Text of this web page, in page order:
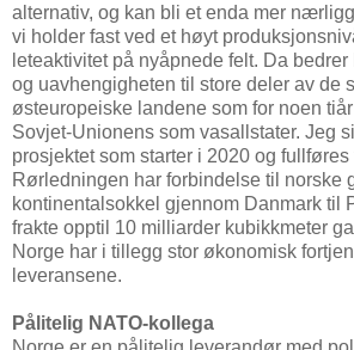
alternativ, og kan bli et enda mer
vi holder fast ved et høyt
leteaktivitet på nyåpnede felt. Da
og uavhengigheten til store deler av de
østeuropeiske landene som for noen
Sovjet-Unionens som vasallstater. Jeg
prosjektet som starter i 2020 og fullføres
Rørledningen har forbindelse til norske
kontinentalsokkel gjennom Danmark til
frakte opptil 10 milliarder kubikkmeter
Norge har i tillegg stor økonomisk
leveransene.
Pålitelig NATO-kollega